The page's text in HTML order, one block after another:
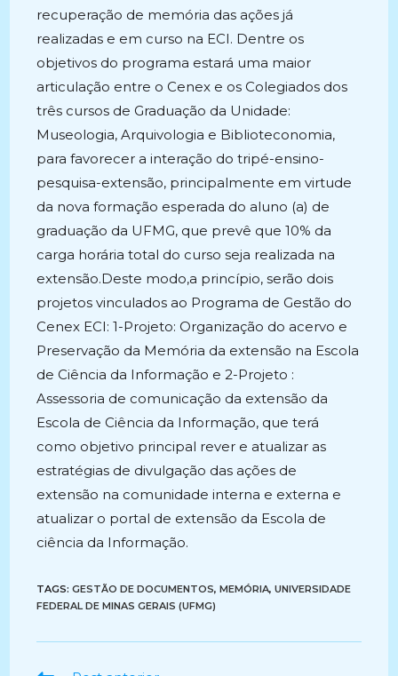
recuperação de memória das ações já
realizadas e em curso na ECI. Dentre os
objetivos do programa estará uma maior
articulação entre o Cenex e os Colegiados dos
três cursos de Graduação da Unidade:
Museologia, Arquivologia e Biblioteconomia,
para favorecer a interação do tripé-ensino-
pesquisa-extensão, principalmente em virtude
da nova formação esperada do aluno (a) de
graduação da UFMG, que prevê que 10% da
carga horária total do curso seja realizada na
extensão.Deste modo,a princípio, serão dois
projetos vinculados ao Programa de Gestão do
Cenex ECI: 1-Projeto: Organização do acervo e
Preservação da Memória da extensão na Escola
de Ciência da Informação e 2-Projeto :
Assessoria de comunicação da extensão da
Escola de Ciência da Informação, que terá
como objetivo principal rever e atualizar as
estratégias de divulgação das ações de
extensão na comunidade interna e externa e
atualizar o portal de extensão da Escola de
ciência da Informação.
TAGS:GESTÃO DE DOCUMENTOS, MEMÓRIA, UNIVERSIDADE
FEDERAL DE MINAS GERAIS (UFMG)